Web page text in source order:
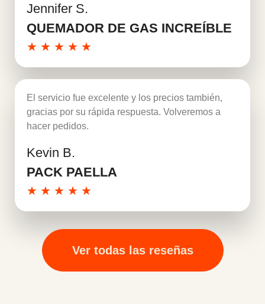
Jennifer S.
QUEMADOR DE GAS INCREÍBLE
★ ★ ★ ★ ★
El servicio fue excelente y los precios también,
gracias por su rápida respuesta. Volveremos a
hacer pedidos.
Kevin B.
PACK PAELLA
★ ★ ★ ★ ★
Ver todas las reseñas